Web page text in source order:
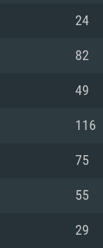
시
24
82
49
116
75
55
29